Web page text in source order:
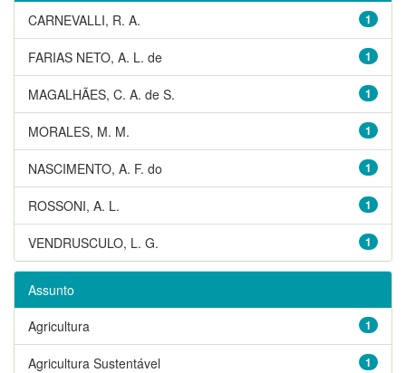
1
CARNEVALLI, R. A.
1
FARIAS NETO, A. L. de
1
MAGALHÃES, C. A. de S.
1
MORALES, M. M.
1
NASCIMENTO, A. F. do
1
ROSSONI, A. L.
1
VENDRUSCULO, L. G.
Assunto
1
Agricultura
1
Agricultura Sustentável